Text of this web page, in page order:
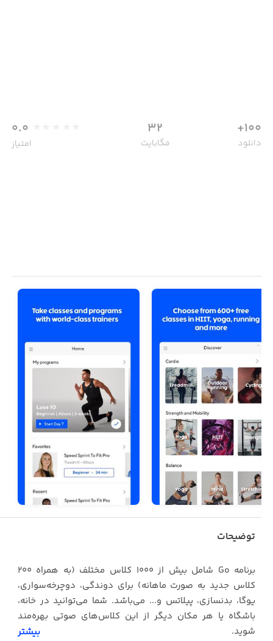
100+
دانلود
32
مگابایت
0.0
امتیاز
توضیحات
برنامه Go شامل بیش از ۱۰۰۰ کلاس مختلف (به همراه ۲۰۰
کلاس جدید به صورت ماهانه) برای دوندگی، دوچرخه‌سواری،
یوگا، بدنسازی، پیلاتس و... می‌باشد. شما می‌توانید در خانه،
باشگاه یا هر مکان دیگر از این کلاس‌های صوتی بهره‌مند
شوید.
بیشتر